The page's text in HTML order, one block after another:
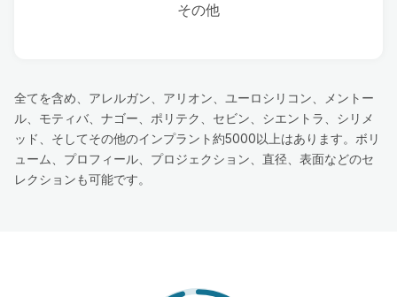
その他
全てを含め、アレルガン、アリオン、ユーロシリコン、メントー
ル、モティバ、ナゴー、ポリテク、セビン、シエントラ、シリメ
ッド、そしてその他のインプラント約5000以上はあります。ボリ
ューム、プロフィール、プロジェクション、直径、表面などのセ
レクションも可能です。